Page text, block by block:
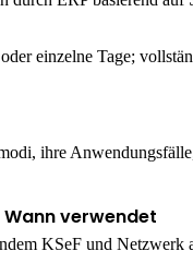
einzelne Tage;
ihre
Wann verwendet
KSeF und Netzwerk